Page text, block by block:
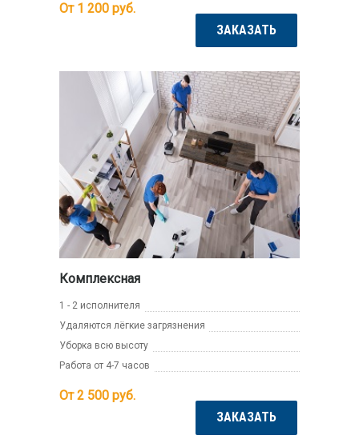
От 1 200 руб.
ЗАКАЗАТЬ
Комплексная
1 - 2 исполнителя
Удаляются лёгкие загрязнения
Уборка всю высоту
Работа от 4-7 часов
От 2 500 руб.
ЗАКАЗАТЬ